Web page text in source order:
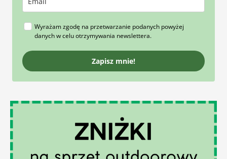
Wyrażam zgodę na przetwarzanie podanych powyżej
danych w celu otrzymywania newslettera.
Zapisz mnie!